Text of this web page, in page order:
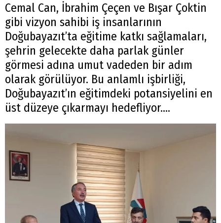
Cemal Can, İbrahim Çeçen ve Bışar Çoktin
gibi vizyon sahibi iş insanlarının
Doğubayazıt’ta eğitime katkı sağlamaları,
şehrin gelecekte daha parlak günler
görmesi adına umut vadeden bir adım
olarak görülüyor. Bu anlamlı işbirliği,
Doğubayazıt’ın eğitimdeki potansiyelini en
üst düzeye çıkarmayı hedefliyor....